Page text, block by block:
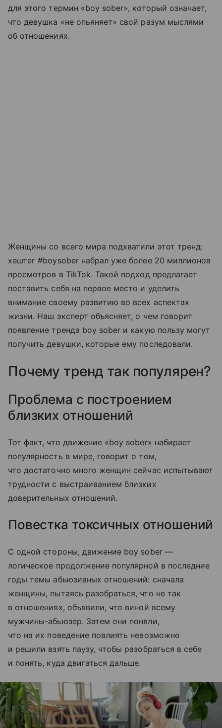
для этого термин «boy sober», который означает,
что девушка «не опьяняет» свой разум мыслями
об отношениях.
Женщины со всего мира подхватили этот тренд:
хештег #boysober набрал уже более 20 миллионов
просмотров в TikTok. Такой подход предлагает
поставить себя на первое место и уделить
внимание своему развитию во всех аспектах
жизни. Наш эксперт объясняет, о чем говорит
появление тренда boy sober и какую пользу могут
получить девушки, которые ему последовали.
Почему тренд так популярен?
Проблема с построением
близких отношений
Тот факт, что движение «boy sober» набирает
популярность в мире, говорит о том,
что достаточно много женщин сейчас испытывают
трудности с выстраиванием близких
доверительных отношений.
Повестка токсичных отношений
С одной стороны, движение boy sober —
логическое продолжение популярной в последние
годы темы абьюзивных отношений: сначала
женщины, пытаясь разобраться, что не так
в отношениях, объявили, что виной всему
мужчины-абьюзер. Затем они поняли,
что на их поведение повлиять невозможно
и решили взять паузу, чтобы разобраться в себе
и понять, куда двигаться дальше.